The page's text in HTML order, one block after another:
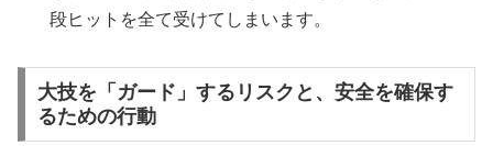
段ヒットを全て受けてしまいます。
大技を「ガード」するリスクと、安全を確保す
るための行動